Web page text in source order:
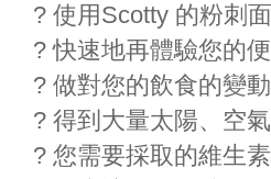
? 使用Scotty 的粉刺
? 快速地再體驗您的
? 做對您的飲食的變動
? 得到大量太陽、空
? 您需要採取的維生素